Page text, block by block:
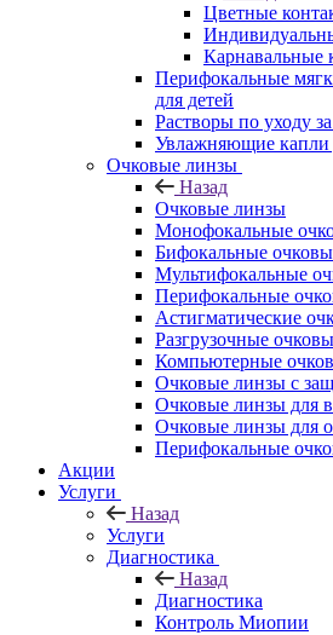
Цветные
Карнавальные
Перифокальные
для детей
Растворы по уходу
Увлажняющие капли
Очковые линзы
Назад
Очковые линзы
Монофокальные
Бифокальные
Мультифокальные
Перифокальные
Астигматические
Разгрузочные
Компьютерные
Очковые линзы с
Очковые линзы для
Очковые линзы для
Перифокальные
Акции
Услуги
Назад
Услуги
Диагностика
Назад
Диагностика
Контроль Миопии